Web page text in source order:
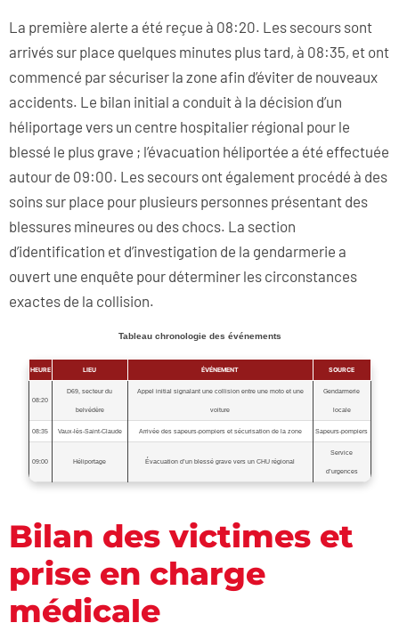
La première alerte a été reçue à 08:20. Les secours sont
arrivés sur place quelques minutes plus tard, à 08:35, et ont
commencé par sécuriser la zone afin d’éviter de nouveaux
accidents. Le bilan initial a conduit à la décision d’un
héliportage vers un centre hospitalier régional pour le
blessé le plus grave ; l’évacuation héliportée a été effectuée
autour de 09:00. Les secours ont également procédé à des
soins sur place pour plusieurs personnes présentant des
blessures mineures ou des chocs. La section
d’identification et d’investigation de la gendarmerie a
ouvert une enquête pour déterminer les circonstances
exactes de la collision.
Tableau chronologie des événements
HEURE LIEU ÉVÉNEMENT SOURCE
08:20
D69, secteur du
belvédère
Appel initial signalant une collision entre une moto et une
voiture
Gendarmerie
locale
08:35 Vaux‑lès‑Saint‑Claude Arrivée des sapeurs‑pompiers et sécurisation de la zone Sapeurs‑pompiers
09:00 Héliportage Évacuation d’un blessé grave vers un CHU régional
Service
d’urgences
Bilan des victimes et
prise en charge
médicale